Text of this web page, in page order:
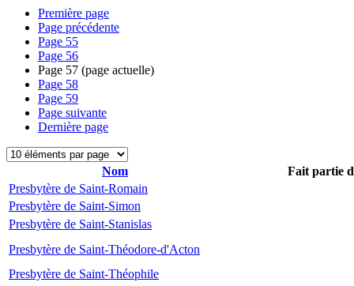
Première page
Page précédente
Page 55
Page 56
Page 57 (page actuelle)
Page 58
Page 59
Page suivante
Dernière page
Nom
Fait partie
Presbytère de Saint-Romain
Presbytère de Saint-Simon
Presbytère de Saint-Stanislas
Presbytère de Saint-Théodore-d'Acton
Presbytère de Saint-Théophile